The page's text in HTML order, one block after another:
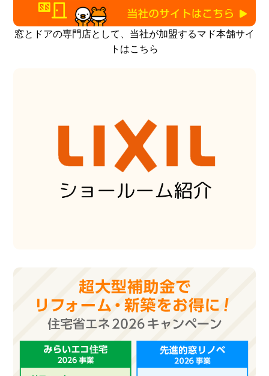
窓とドアの専門店として、当社が加盟するマド本舗サイ
トはこちら